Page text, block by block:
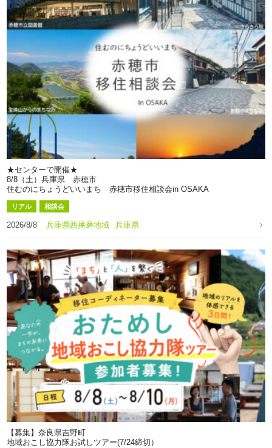
★センターで開催★
8/8（土）兵庫県 赤穂市
住むのにちょうどいいまち 赤穂市移住相談会in OSAKA
リアル 相談会
2026/8/8 兵庫県西播磨地域 兵庫県
【募集】奈良県吉野町
地域おこし協力隊お試しツアー(7/24締切）